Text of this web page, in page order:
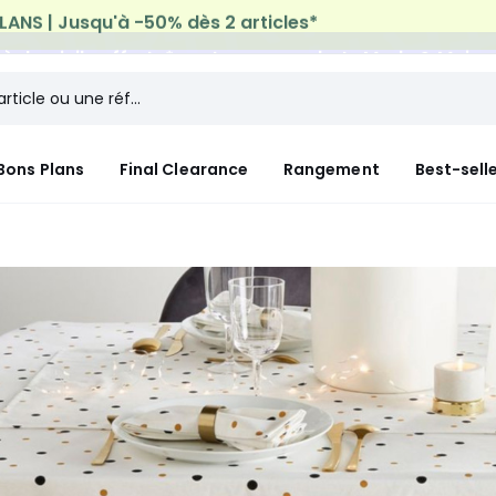
domicile offerte*sur tous vos achats Mode &
Plans Final Clearance Rangement Best-